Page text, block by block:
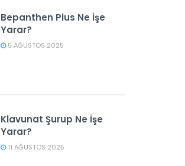
Bepanthen Plus Ne İşe
Yarar?
5 AĞUSTOS 2025
Klavunat Şurup Ne İşe
Yarar?
11 AĞUSTOS 2025